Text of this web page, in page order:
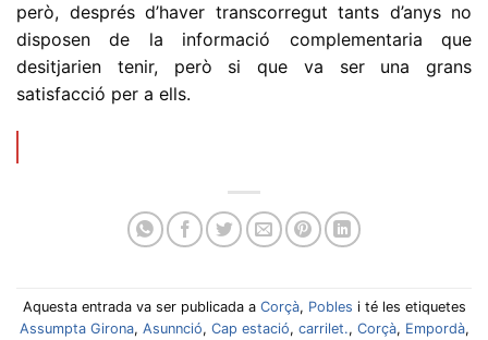
però, després d’haver transcorregut tants d’anys no
disposen de la informació complementaria que
desitjarien tenir, però si que va ser una grans
satisfacció per a ells.
Aquesta entrada va ser publicada a Corçà, Pobles i té les etiquetes
Assumpta Girona, Asunnció, Cap estació, carrilet., Corçà, Empordà,